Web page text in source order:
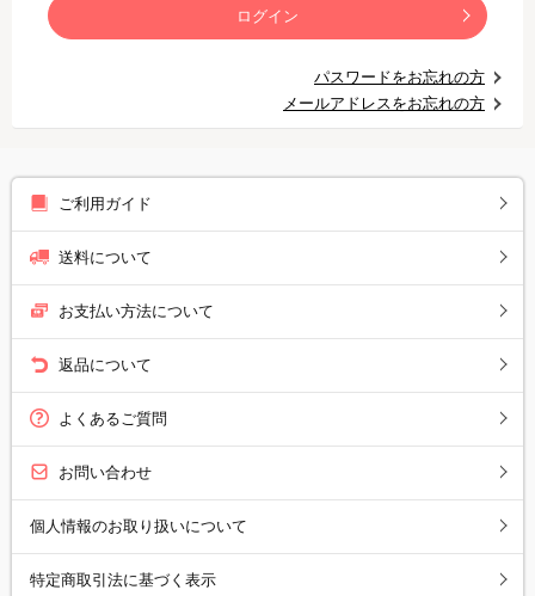
ログイン
パスワードをお忘れの方
メールアドレスをお忘れの方
ご利用ガイド
送料について
お支払い方法について
返品について
よくあるご質問
お問い合わせ
個人情報のお取り扱いについて
特定商取引法に基づく表示